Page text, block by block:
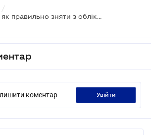
/
Закриваємо ФОП: як правильно зняти з обліку в податковій
коментар увійти